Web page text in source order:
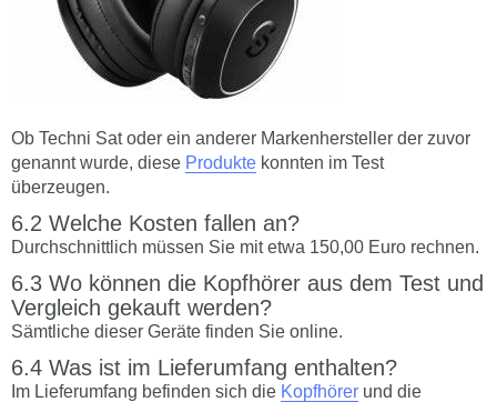
Ob Techni Sat oder ein anderer Markenhersteller der zuvor
genannt wurde, diese Produkte konnten im Test
überzeugen.
Welche Kosten fallen an?
Durchschnittlich müssen Sie mit etwa 150,00 Euro rechnen.
Wo können die Kopfhörer aus dem Test und
Vergleich gekauft werden?
Sämtliche dieser Geräte finden Sie online.
Was ist im Lieferumfang enthalten?
Im Lieferumfang befinden sich die Kopfhörer und die